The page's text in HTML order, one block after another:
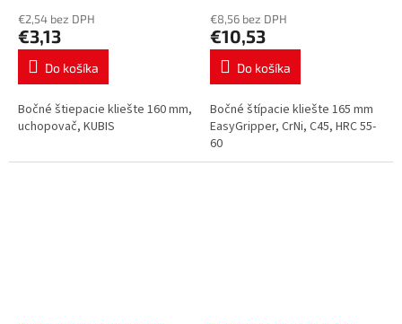
€2,54 bez DPH
€3,13
Do košíka
Bočné štiepacie kliešte 160 mm,
uchopovač, KUBIS
€8,56 bez DPH
€10,53
Do košíka
Bočné štípacie kliešte 165 mm
EasyGripper, CrNi, C45, HRC 55-
60